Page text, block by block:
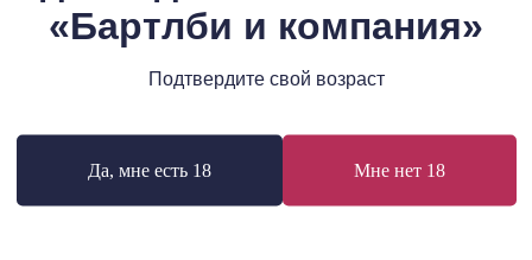
«Бартлби и компания»
Подтвердите свой возраст
Да, мне есть 18 Мне нет 18
1 175 р.
В корзину